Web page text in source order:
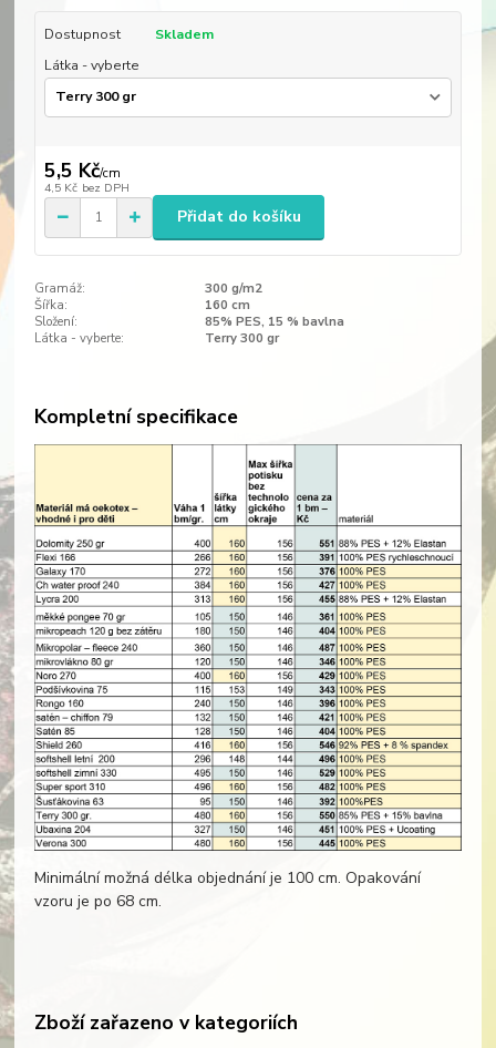
Dostupnost
Skladem
Látka - vyberte
5,5 Kč/cm
4,5 Kč bez DPH
Přidat do košíku
Gramáž:
300 g/m2
Šířka:
160 cm
Složení:
85% PES, 15 % bavlna
Látka - vyberte:
Terry 300 gr
Kompletní specifikace
Minimální možná délka objednání je 100 cm. Opakování
vzoru je po 68 cm.
Zboží zařazeno v kategoriích